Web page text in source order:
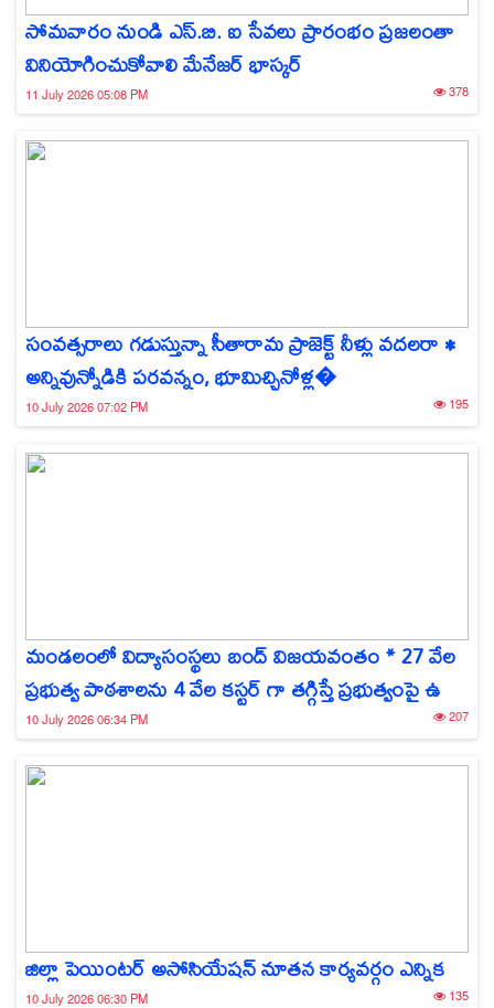
సోమవారం నుండి ఎస్.బి. ఐ సేవలు ప్రారంభం ప్రజలంతా
వినియోగించుకోవాలి మేనేజర్ భాస్కర్
11 July 2026 05:08 PM 378
సంవత్సరాలు గడుస్తున్నా సీతారామ ప్రాజెక్ట్ నీళ్లు వదలరా •
అన్నివున్నోడికి పరవన్నం, భూమిచ్చినోళ్ల�
10 July 2026 07:02 PM 195
మండలంలో విద్యాసంస్థలు బంద్ విజయవంతం * 27 వేల
ప్రభుత్వ పాఠశాలను 4 వేల కస్టర్ గా తగ్గిస్తే ప్రభుత్వంపై ఉ
10 July 2026 06:34 PM 207
జిల్లా పెయింటర్ అసోసియేషన్ నూతన కార్యవర్గం ఎన్నిక
10 July 2026 06:30 PM 135